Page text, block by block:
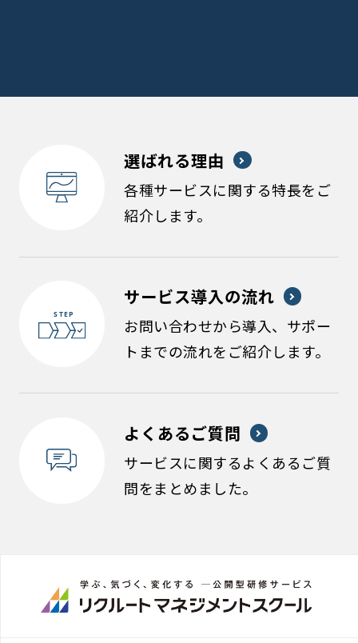
選ばれる理由
各種サービスに関する特長をご
紹介します。
サービス導入の流れ
お問い合わせから導入、サポー
トまでの流れをご紹介します。
よくあるご質問
サービスに関するよくあるご質
問をまとめました。